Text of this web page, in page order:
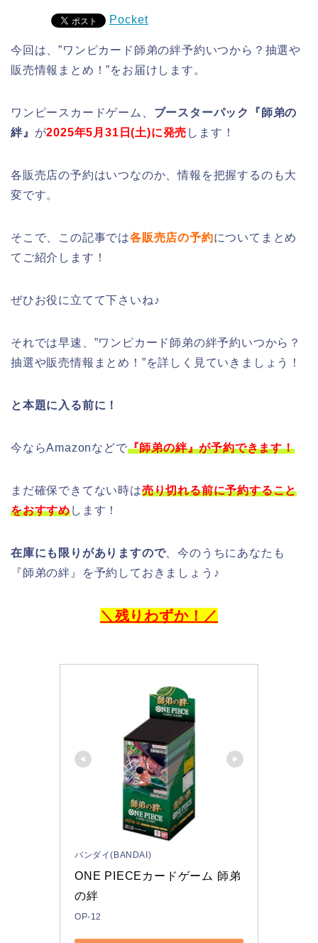
Pocket
今回は、”ワンピカード師弟の絆予約いつから？抽選や
販売情報まとめ！”をお届けします。
ワンピースカードゲーム、 ブースターパック『師弟の
絆』 が2025年5月31日(土)に発売 します！
各販売店の予約はいつなのか、情報を把握するのも大
変です。
そこで、この記事では各販売店の予約についてまとめ
てご紹介します！
ぜひお役に立てて下さいね♪
それでは早速、”ワンピカード師弟の絆予約いつから？
抽選や販売情報まとめ！”を詳しく見ていきましょう！
と本題に入る前に！
今ならAmazonなどで『師弟の絆』が予約できます！
まだ確保できてない時は売り切れる前に予約すること
をおすすめします！
在庫にも限りがありますので、今のうちにあなたも
『師弟の絆』を予約しておきましょう♪
＼残りわずか！／
バンダイ(BANDAI)
ONE PIECEカードゲーム 師弟
の絆
OP-12